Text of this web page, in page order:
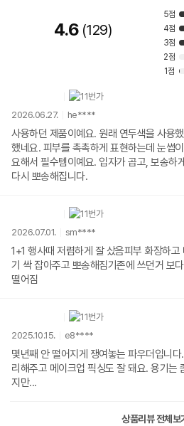
4.6 129
5점
4점
3점
2점
1점
2026.06.27. he****
사용하던 제품이예요. 원래 연두색을 사용
했네요. 피부를 촉촉하게 표현하는데 눈썹
요해서 필수템이예요. 입자가 곱고, 보송하
다시 뽀송해집니다.
2026.07.01. sm****
1+1 행사때 저렴하게 잘 샀음피부 화장하
기 싹 잡아주고 뽀송해짐기존에 쓰던거 보
떨어짐
2025.10.15. e8****
몇년째 안 떨어지게 쟁여놓는 파우더입니
리해주고 메이크업 픽싱도 잘 돼요. 용기는
지만...
상품리뷰 전체보